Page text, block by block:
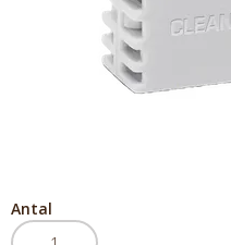
Antal